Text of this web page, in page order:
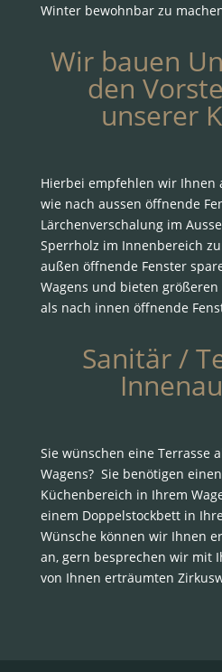
Winter bewohnbar zu
Wir bauen
den
unserer
Hierbei empfehlen wir Ihnen
wie nach aussen öffnende
Lärchenverschalung im
Sperrholz im Innenbereich
außen öffnende Fenster
Wagens und bieten
als nach innen öffnende
Sanitär /
Sie wünschen eine Terrasse
Wagens? Sie benötigen
Küchenbereich in Ihrem
einem Doppelstockbett in
Wünsche können wir Ihnen
an, gern besprechen wir mit
von Ihnen erträumten